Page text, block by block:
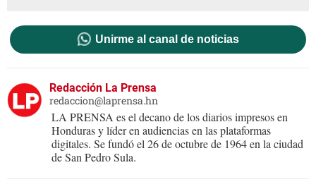
Unirme al canal de noticias
Redacción La Prensa
redaccion@laprensa.hn
LA PRENSA es el decano de los diarios impresos en
Honduras y líder en audiencias en las plataformas
digitales. Se fundó el 26 de octubre de 1964 en la ciudad
de San Pedro Sula.